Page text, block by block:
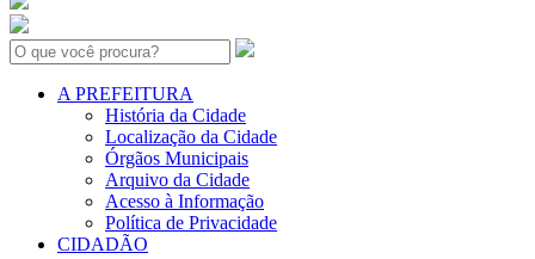
Search:
A PREFEITURA
História da Cidade
Localização da Cidade
Órgãos Municipais
Arquivo da Cidade
Acesso à Informação
Política de Privacidade
CIDADÃO